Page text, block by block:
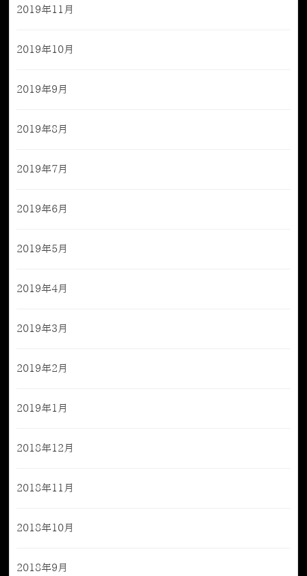
2019年11月
2019年10月
2019年9月
2019年8月
2019年7月
2019年6月
2019年5月
2019年4月
2019年3月
2019年2月
2019年1月
2018年12月
2018年11月
2018年10月
2018年9月